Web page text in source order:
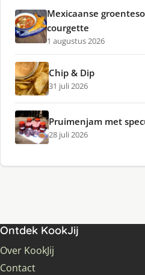
Mexicaanse
courgette
1 augustus 2026
Chip & Dip
31 juli 2026
Pruimenjam met
28 juli 2026
Ontdek KookJij
Over KookJij
Contact